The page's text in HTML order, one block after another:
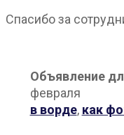
Спасибо за
Объявление
февраля
в ворде, как